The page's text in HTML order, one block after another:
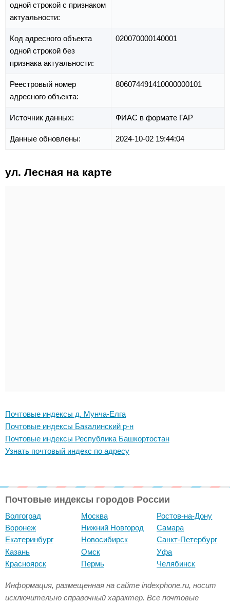
одной строкой с признаком
актуальности:
Код адресного объекта
одной строкой без
признака актуальности:
020070000140001
Реестровый номер
адресного объекта:
806074491410000000101
Источник данных: ФИАС в формате ГАР
Данные обновлены: 2024-10-02 19:44:04
ул. Лесная на карте
Почтовые индексы д. Мунча-Елга
Почтовые индексы Бакалинский р-н
Почтовые индексы Республика Башкортостан
Узнать почтовый индекс по адресу
Почтовые индексы городов России
Волгоград
Воронеж
Екатеринбург
Казань
Красноярск
Москва
Нижний Новгород
Новосибирск
Омск
Пермь
Ростов-на-Дону
Самара
Санкт-Петербург
Уфа
Челябинск
Информация, размещенная на сайте indexphone.ru, носит
исключительно справочный характер. Все почтовые